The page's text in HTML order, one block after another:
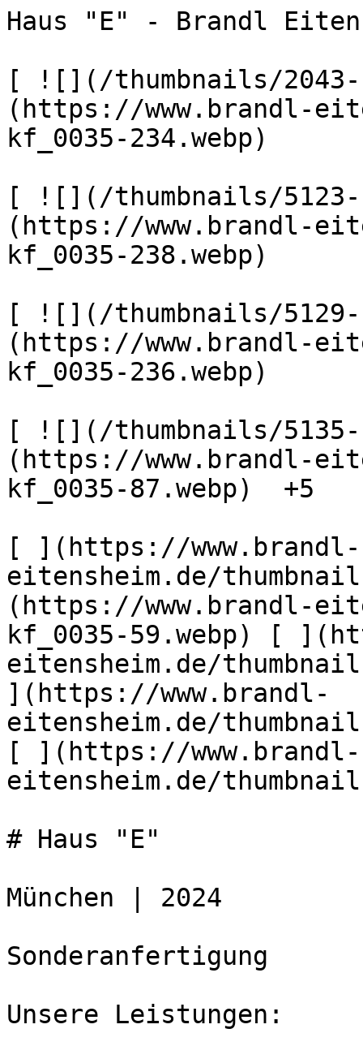
Haus "E" - Brandl
[ ![](/thumbnails/2043-
(https://www.brandl-
kf_0035-234.webp)
[ ![](/thumbnails/5123-
(https://www.brandl-
kf_0035-238.webp)
[ ![](/thumbnails/5129-
(https://www.brandl-
kf_0035-236.webp)
[ ![](/thumbnails/5135-
(https://www.brandl-
kf_0035-87.webp)  +5
[ ](https://www.brandl-
eitensheim.de/
(https://www.brandl-
kf_0035-59.webp) [
eitensheim.de/
](https://www.brandl-
eitensheim.de/
[ ](https://www.brandl-
eitensheim.de/
# Haus "E"
München | 2024
Sonderanfertigung
Unsere Leistungen: